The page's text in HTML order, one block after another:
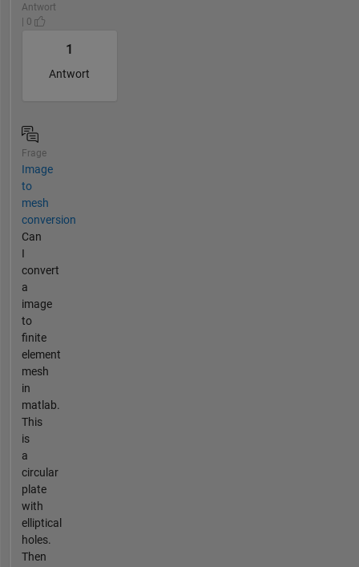
Antwort
| 0
1
Antwort
Frage
Image
to
mesh
conversion
Can
I
convert
a
image
to
finite
element
mesh
in
matlab.
This
is
a
circular
plate
with
elliptical
holes.
Then